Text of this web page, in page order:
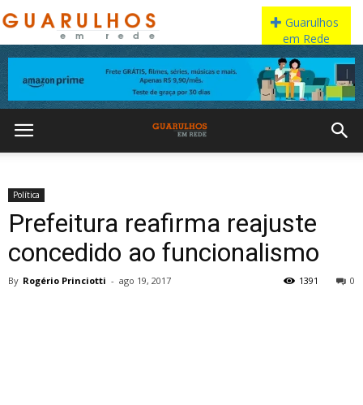
Política
Prefeitura reafirma reajuste
concedido ao funcionalismo
By Rogério Princiotti - ago 19, 2017 0
1391